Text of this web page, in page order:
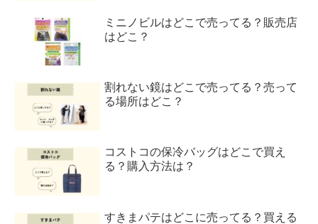
ミニノビルはどこで売ってる？販売店
はどこ？
割れない鏡はどこで売ってる？売って
る場所はどこ？
コストコの保冷バッグはどこで買え
る？購入方法は？
すきまパテはどこに売ってる？買える